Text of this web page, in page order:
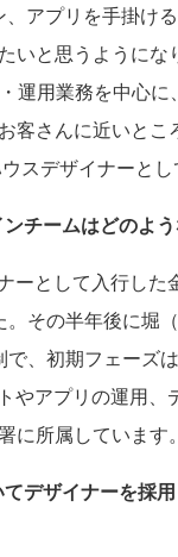
アプリを手掛け
いと思うように
運用業務を中心
客さんに近いとこ
スデザイナーとし
チームはどのよう
として入行した
その半年後に堀
、初期フェーズ
やアプリの運用
に所属しています。
デザイナーを採